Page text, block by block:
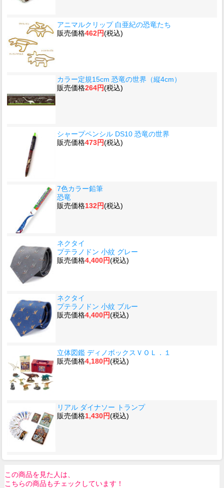
アニマルクリップ 白亜紀の恐竜たち
販売価格462円(税込)
カラー定規15cm 恐竜の世界（縦4cm）
販売価格264円(税込)
シャープペンシル DS10 恐竜の世界
販売価格473円(税込)
7色カラー鉛筆
恐竜
販売価格132円(税込)
ネクタイ
プテラノドン 小紋 グレー
販売価格4,400円(税込)
ネクタイ
プテラノドン 小紋 ブルー
販売価格4,400円(税込)
立体図鑑 ディノボックスＶＯＬ．１
販売価格4,180円(税込)
リアル ダイナソー トランプ
販売価格1,430円(税込)
この商品を見た人は、
こちらの商品もチェックしています！